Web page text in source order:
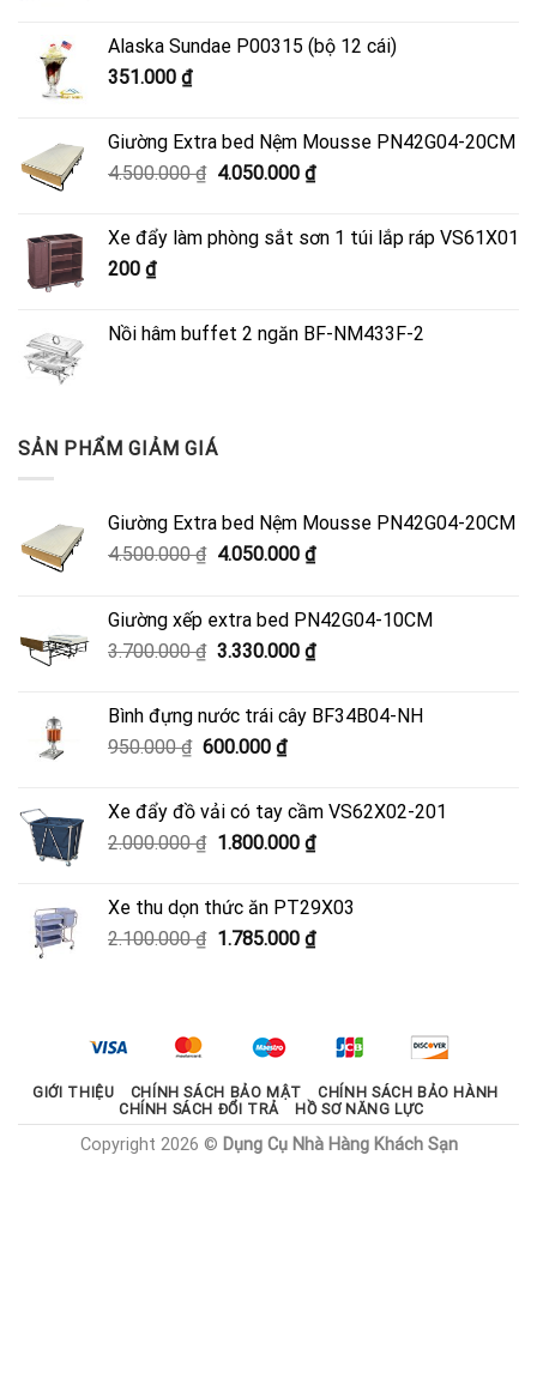
Alaska Sundae P00315 (bộ 12 cái)
351.000 ₫
Giường Extra bed Nệm Mousse PN42G04-20CM
4.500.000₫ Giá
4.500.000 ₫.
4.050.000 ₫Giá
là:
Xe đẩy làm phòng sắt sơn 1 túi lắp ráp VS61X01
200 ₫
Nồi hâm buffet 2 ngăn BF-NM433F-2
SẢN PHẨM GIẢM GIÁ
Giường Extra bed Nệm Mousse PN42G04-20CM
4.500.000₫ Giá
4.500.000 ₫.
4.050.000 ₫Giá
là:
4.050.000 ₫.
Giường xếp extra bed PN42G04-10CM
3.700.000₫ Giá
3.700.000 ₫.
3.330.000 ₫Giá
là:
Bình đựng nước trái cây BF34B04-NH
950.000₫ Giá
950.000 ₫.
600.000 ₫Giá
là:
600.000 ₫.
Xe đẩy đồ vải có tay cầm VS62X02-201
2.000.000₫ Giá
2.000.000 ₫.
1.800.000 ₫Giá
là:
1.800.000 ₫.
Xe thu dọn thức ăn PT29X03
2.100.000₫ Giá
1.785.000 ₫Giá
1.785.000 ₫.
GIỚI THIỆU CHÍNH SÁCH BẢO MẬT
CHÍNH SÁCH BẢO HÀNH
CHÍNH SÁCH ĐỔI TRẢ
HỒ SƠ NĂNG LỰC
Copyright 2026 © Dụng Cụ Nhà Hàng Khách Sạn